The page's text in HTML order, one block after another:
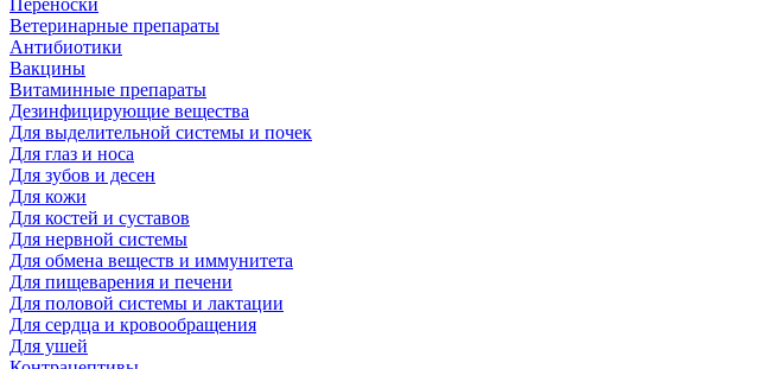
Переноски
Ветеринарные препараты
Антибиотики
Вакцины
Витаминные препараты
Дезинфицирующие вещества
Для выделительной системы и почек
Для глаз и носа
Для зубов и десен
Для кожи
Для костей и суставов
Для нервной системы
Для обмена веществ и иммунитета
Для пищеварения и печени
Для половой системы и лактации
Для сердца и кровообращения
Для ушей